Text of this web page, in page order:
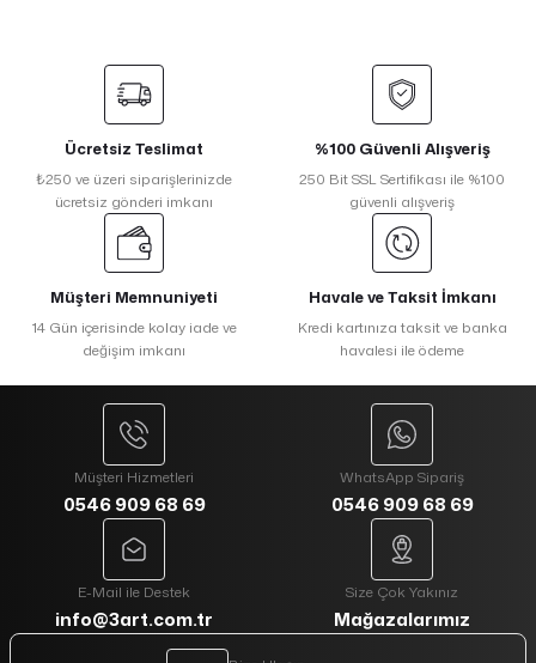
Ücretsiz Teslimat
₺250 ve üzeri siparişlerinizde
ücretsiz gönderi imkanı
%100 Güvenli Alışveriş
250 Bit SSL Sertifikası ile %100
güvenli alışveriş
Müşteri Memnuniyeti
14 Gün içerisinde kolay iade ve
değişim imkanı
Havale ve Taksit İmkanı
Kredi kartınıza taksit ve banka
havalesi ile ödeme
Müşteri Hizmetleri
0546 909 68 69
WhatsApp Sipariş
0546 909 68 69
E-Mail ile Destek
info@3art.com.tr
Size Çok Yakınız
Mağazalarımız